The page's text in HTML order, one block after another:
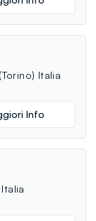
Italia
Info